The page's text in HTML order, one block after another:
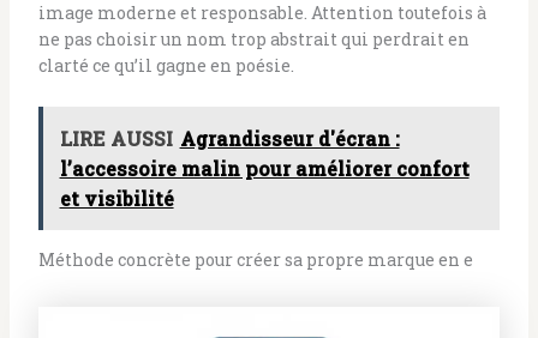
image moderne et responsable. Attention toutefois à
ne pas choisir un nom trop abstrait qui perdrait en
clarté ce qu’il gagne en poésie.
LIRE AUSSI Agrandisseur d'écran :
l’accessoire malin pour améliorer confort
et visibilité
Méthode concrète pour créer sa propre marque en e